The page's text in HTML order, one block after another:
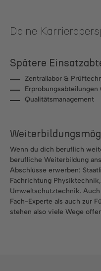
Deine
Spätere
Zentrallabor &
Qualitätsmanagement
Wenn du dich beruflich
berufliche Weiterbildung
Abschlüsse erwerben:
Fachrichtung
Umweltschutztechnik.
Fach-Experte als auch zur
stehen also viele Wege